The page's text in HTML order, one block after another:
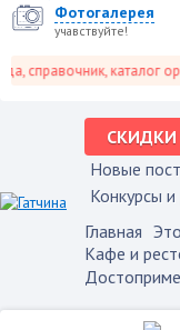
Фотогалерея
учавствуйте!
справочник, каталог
Новые
Конкурсы
Главная
Кафе и